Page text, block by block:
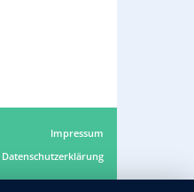
Impressum
Datenschutzerklärung